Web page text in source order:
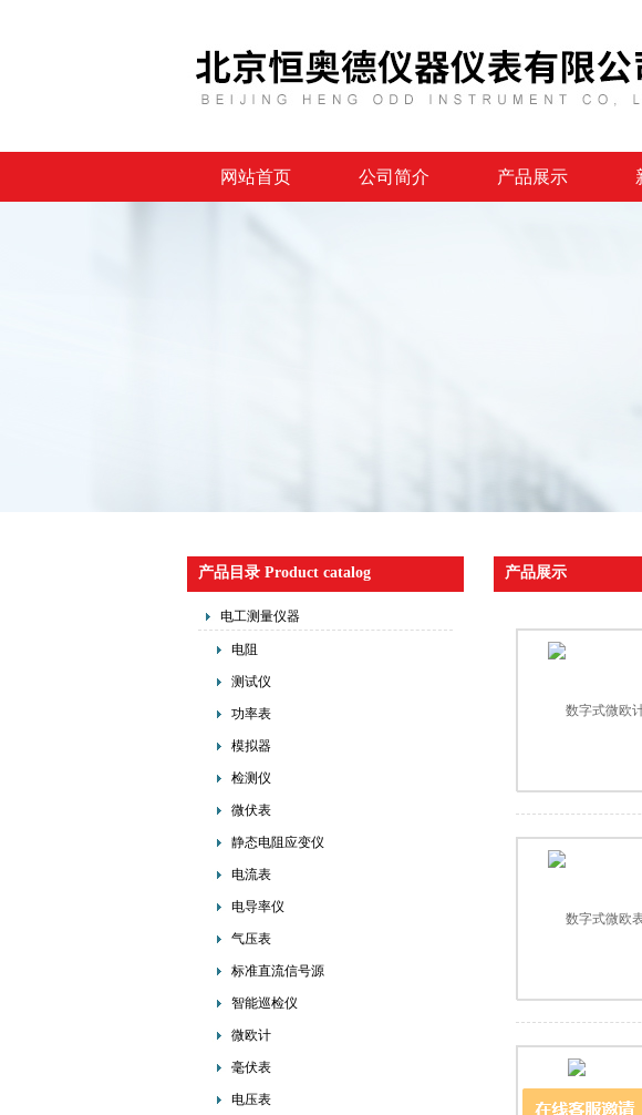
网站首页 公司简介 产品展示
产品目录 Product catalog
电工测量仪器
电阻
测试仪
功率表
模拟器
检测仪
微伏表
静态电阻应变仪
电流表
电导率仪
气压表
标准直流信号源
智能巡检仪
微欧计
毫伏表
电压表
产品展示